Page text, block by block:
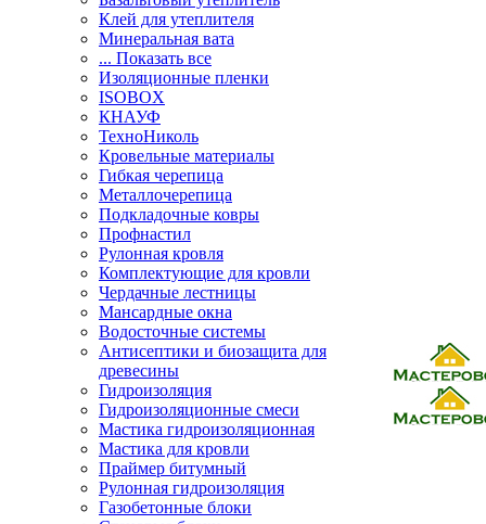
Клей для утеплителя
Минеральная вата
... Показать все
Изоляционные пленки
ISOBOX
КНАУФ
ТехноНиколь
Кровельные материалы
Гибкая черепица
Металлочерепица
Подкладочные ковры
Профнастил
Рулонная кровля
Комплектующие для кровли
Чердачные лестницы
Мансардные окна
Водосточные системы
Антисептики и биозащита для
древесины
Гидроизоляция
Гидроизоляционные смеси
Мастика гидроизоляционная
Мастика для кровли
Праймер битумный
Рулонная гидроизоляция
Газобетонные блоки